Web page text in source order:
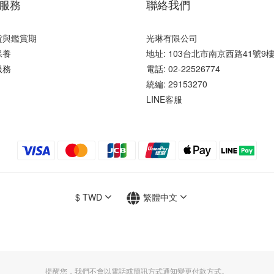
務
鑑賞期
聯絡我們
光琳有限公司
地址: 103台北市南京西路41號9
電話: 02-22526774
統編: 29153270
LINE客服
$ TWD 繁體中文
提醒您，我們不會以電話或簡訊方式通知變更付款方式。